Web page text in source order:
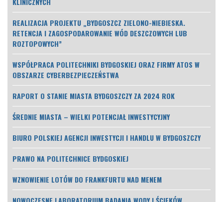
REALIZACJA PROJEKTU „BYDGOSZCZ ZIELONO-NIEBIESKA.
RETENCJA I ZAGOSPODAROWANIE WÓD DESZCZOWYCH LUB
ROZTOPOWYCH”
WSPÓŁPRACA POLITECHNIKI BYDGOSKIEJ ORAZ FIRMY ATOS W
OBSZARZE CYBERBEZPIECZEŃSTWA
RAPORT O STANIE MIASTA BYDGOSZCZY ZA 2024 ROK
ŚREDNIE MIASTA – WIELKI POTENCJAŁ INWESTYCYJNY
BIURO POLSKIEJ AGENCJI INWESTYCJI I HANDLU W BYDGOSZCZY
PRAWO NA POLITECHNICE BYDGOSKIEJ
WZNOWIENIE LOTÓW DO FRANKFURTU NAD MENEM